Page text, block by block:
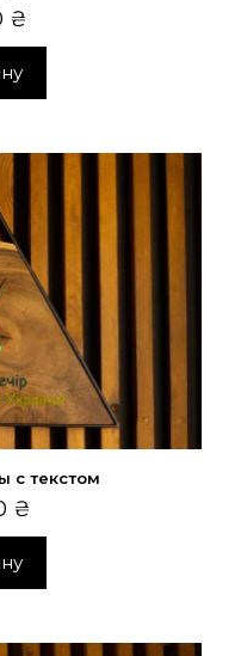
₴
с текстом
₴